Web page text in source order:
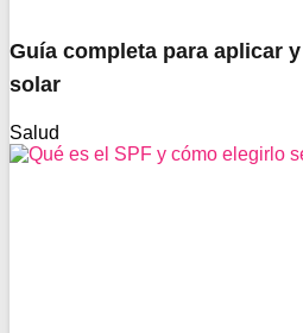
Guía completa para aplicar
solar
Salud